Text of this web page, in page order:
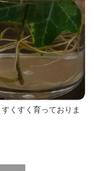
くすく育っておりま